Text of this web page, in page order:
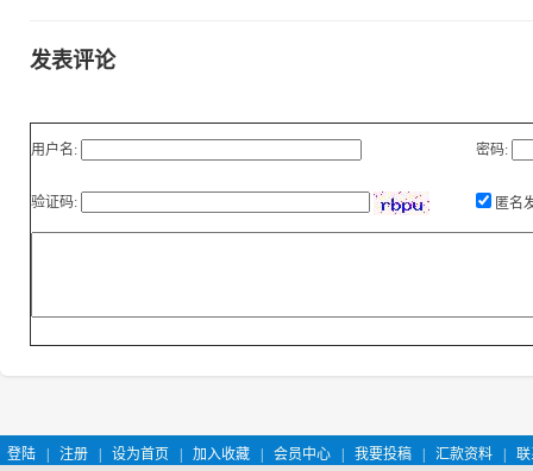
发表评论
用户名: 密码:
验证码: 匿名
登陆 | 注册 | 设为首页 | 加入收藏 | 会员中心 | 我要投稿 | 汇款资料 |